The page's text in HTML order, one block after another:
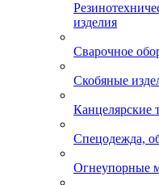
изделия
Сварочное
Скобяные
Канцелярские
Спецодежда,
Огнеупорные